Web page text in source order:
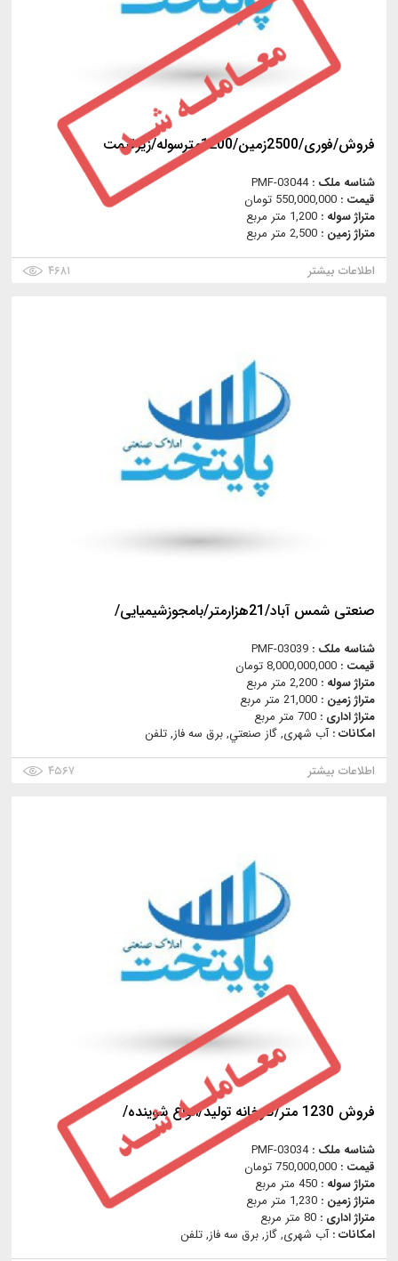
فروش/فوری/2500زمین/1200مترسوله/زیرقیمت
شناسه ملک :PMF-03044
قیمت : 550,000,000 تومان
متراژ سوله : 1,200 متر مربع
متراژ زمین : 2,500 متر مربع
اطلاعات بیشتر
۴۶۸۱
صنعتی شمس آباد/21هزارمتر/بامجوزشیمیایی/
شناسه ملک : PMF-03039
قیمت : 8,000,000,000 تومان
متراژ سوله : 2,200 متر مربع
متراژ زمین : 21,000 متر مربع
متراژ اداری : 700 متر مربع
امکانات :آب شهری, گاز صنعتي, برق سه فاز, تلفن
اطلاعات بیشتر
۴۵۶۷
فروش 1230 متر/کارخانه تولید/انواع شوینده/
شناسه ملک :PMF-03034
قیمت : 750,000,000 تومان
متراژ سوله : 450 متر مربع
متراژ زمین : 1,230 متر مربع
متراژ اداری : 80 متر مربع
امکانات :آب شهری, گاز, برق سه فاز, تلفن